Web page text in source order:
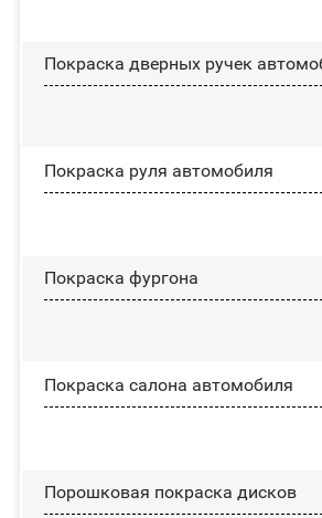
Покраска дверных ручек
Покраска руля автомобиля
Покраска фургона
Покраска салона автомобиля
Порошковая покраска дисков